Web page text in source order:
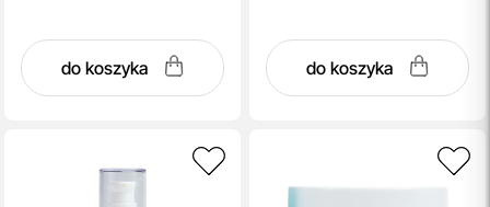
do koszyka do koszyka